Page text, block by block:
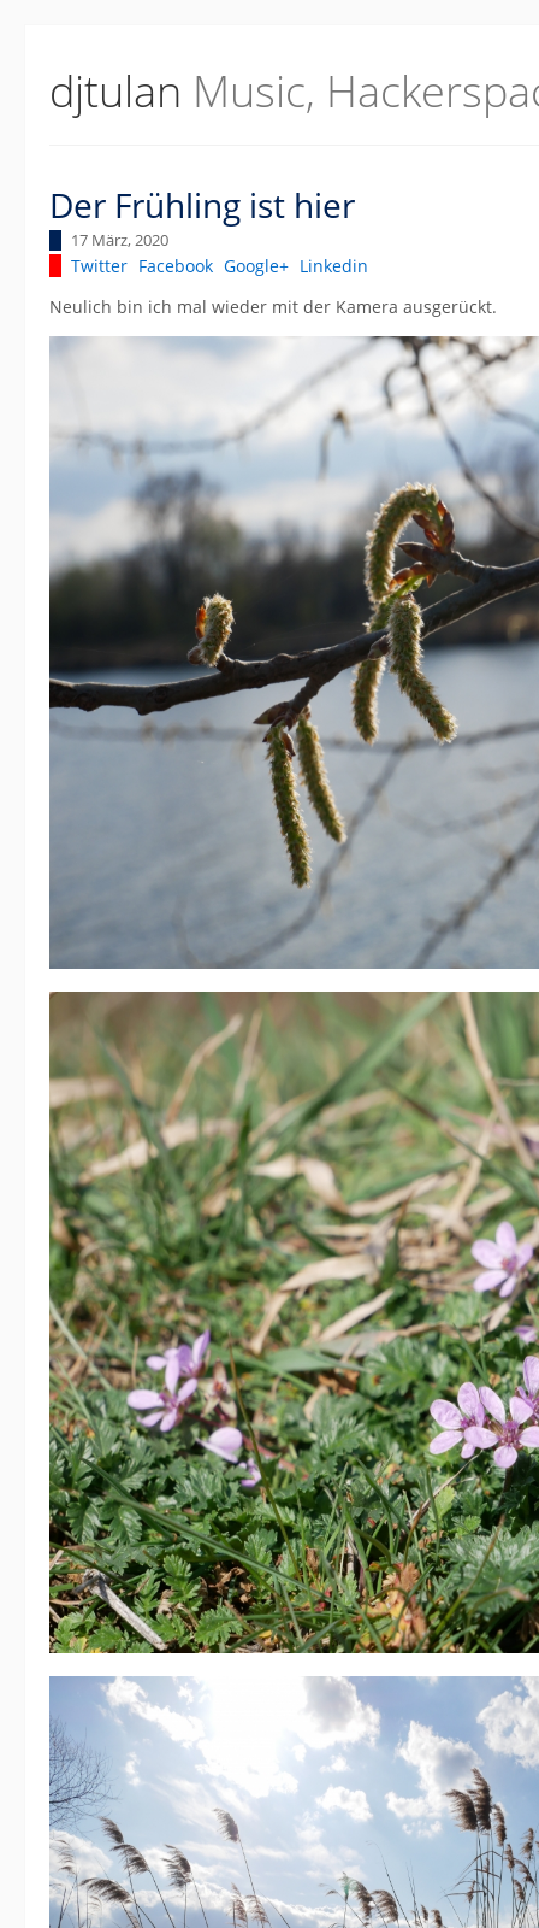
djtulan Music,
Der Frühling ist hier
17 März, 2020
Twitter Facebook Google+ Linkedin
Neulich bin ich mal wieder mit der Kamera ausgerückt.